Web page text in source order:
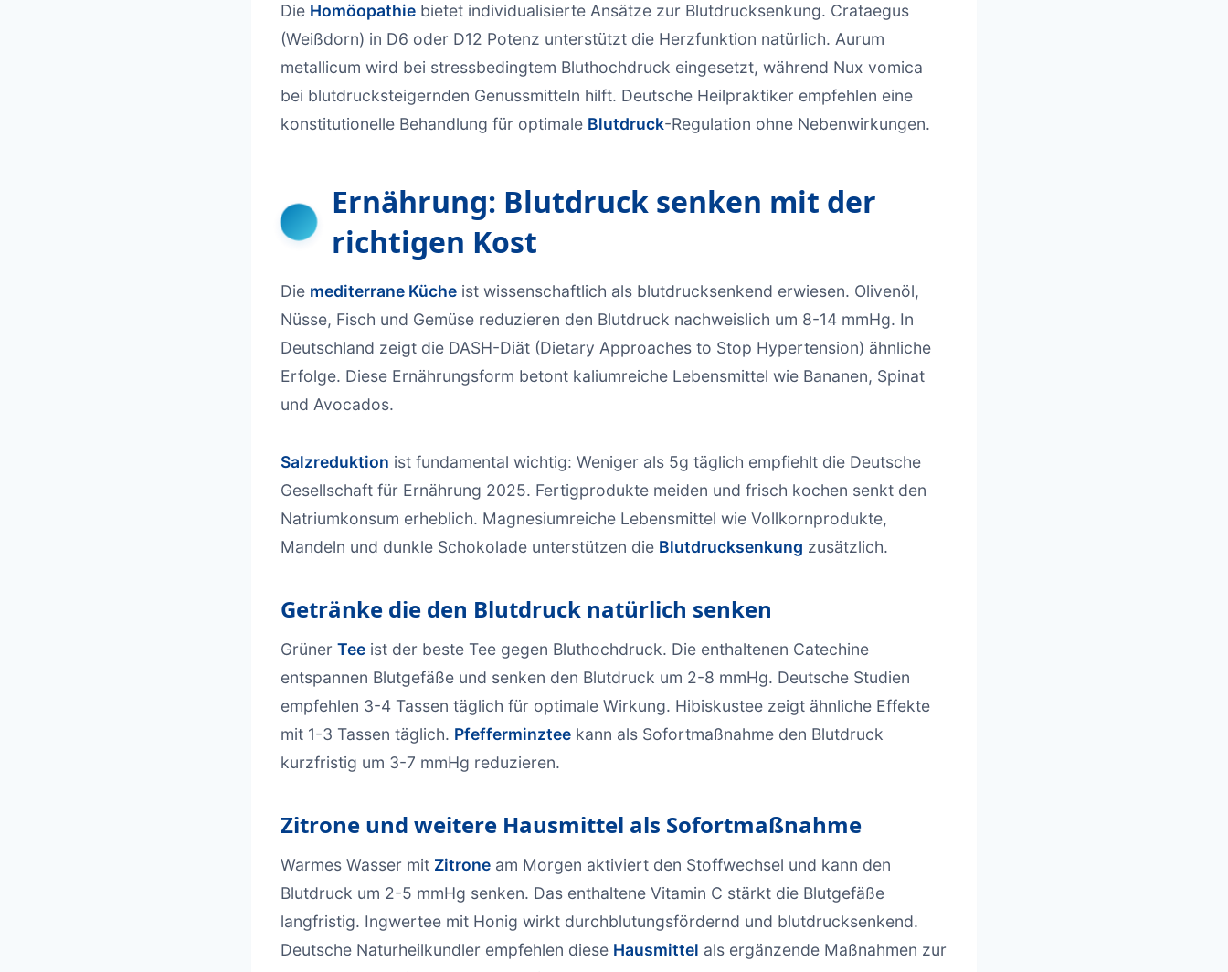
Die Homöopathie bietet individualisierte Ansätze zur Blutdrucksenkung. Crataegus
(Weißdorn) in D6 oder D12 Potenz unterstützt die Herzfunktion natürlich. Aurum
metallicum wird bei stressbedingtem Bluthochdruck eingesetzt, während Nux vomica
bei blutdrucksteigernden Genussmitteln hilft. Deutsche Heilpraktiker empfehlen eine
konstitutionelle Behandlung für optimale Blutdruck-Regulation ohne Nebenwirkungen.
Ernährung: Blutdruck senken mit der
richtigen Kost
Die mediterrane Küche ist wissenschaftlich als blutdrucksenkend erwiesen. Olivenöl,
Nüsse, Fisch und Gemüse reduzieren den Blutdruck nachweislich um 8-14 mmHg. In
Deutschland zeigt die DASH-Diät (Dietary Approaches to Stop Hypertension) ähnliche
Erfolge. Diese Ernährungsform betont kaliumreiche Lebensmittel wie Bananen, Spinat
und Avocados.
Salzreduktion ist fundamental wichtig: Weniger als 5g täglich empfiehlt die Deutsche
Gesellschaft für Ernährung 2025. Fertigprodukte meiden und frisch kochen senkt den
Natriumkonsum erheblich. Magnesiumreiche Lebensmittel wie Vollkornprodukte,
Mandeln und dunkle Schokolade unterstützen die Blutdrucksenkung zusätzlich.
Getränke die den Blutdruck natürlich senken
Grüner Tee ist der beste Tee gegen Bluthochdruck. Die enthaltenen Catechine
entspannen Blutgefäße und senken den Blutdruck um 2-8 mmHg. Deutsche Studien
empfehlen 3-4 Tassen täglich für optimale Wirkung. Hibiskustee zeigt ähnliche Effekte
mit 1-3 Tassen täglich. Pfefferminztee kann als Sofortmaßnahme den Blutdruck
kurzfristig um 3-7 mmHg reduzieren.
Zitrone und weitere Hausmittel als Sofortmaßnahme
Warmes Wasser mit Zitrone am Morgen aktiviert den Stoffwechsel und kann den
Blutdruck um 2-5 mmHg senken. Das enthaltene Vitamin C stärkt die Blutgefäße
langfristig. Ingwertee mit Honig wirkt durchblutungsfördernd und blutdrucksenkend.
Deutsche Naturheilkundler empfehlen diese Hausmittel als ergänzende Maßnahmen zur